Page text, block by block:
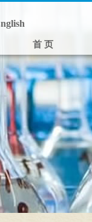
首 页